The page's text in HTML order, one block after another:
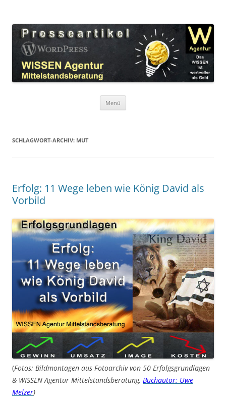
Agentur
Menü
SCHLAGWORT-ARCHIV: MUT
Erfolg: 11 Wege leben wie König David als
Vorbild
(Fotos: Bildmontagen aus Fotoarchiv von 50 Erfolgsgrundlagen
& WISSEN Agentur Mittelstandsberatung, Buchautor: Uwe
Melzer)